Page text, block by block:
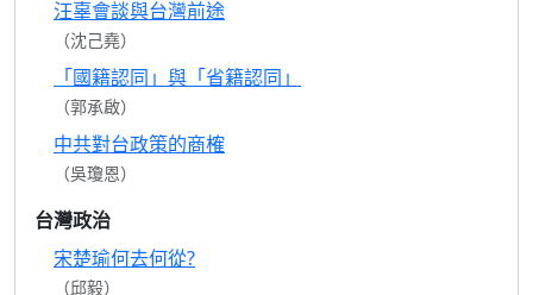
汪辜會談與台灣前途
（沈己堯）
「國籍認同」與「省籍認同」
（郭承啟）
中共對台政策的商榷
（吳瓊恩）
台灣政治
宋楚瑜何去何從?
（邱毅）